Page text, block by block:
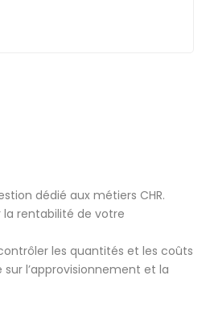
dédié aux métiers CHR.
la rentabilité de votre
les quantités et les coûts
l’approvisionnement et la